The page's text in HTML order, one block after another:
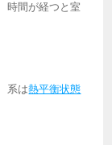
時間が経つと室
系は熱平衡状態